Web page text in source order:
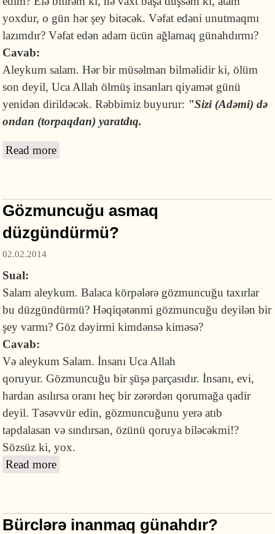
yoxdur, o gün hər şey bitəcək. Vəfat edəni unutmaqmı
lazımdır? Vəfat edən adam ücün ağlamaq günahdırmı?
Cavab:
Aleykum salam. Hər bir müsəlman bilməlidir ki, ölüm
son deyil, Uca Allah ölmüş insanları qiyamət günü
yenidən dirildəcək. Rəbbimiz buyurur: "Sizi (Adəmi) də
ondan (torpaqdan) yaratdıq.
Read more
Gözmuncuğu asmaq
düzgündürmü?
02.02.2014
Sual:
Salam aleykum. Balaca körpələrə gözmuncuğu taxırlar
bu düzgündürmü? Həqiqətənmi gözmuncuğu deyilən bir
şey varmı? Göz dəyirmi kimdənsə kiməsə?
Cavab:
Və aleykum Salam. İnsanı Uca Allah
qoruyur. Gözmuncuğu bir şüşə parçasıdır. İnsanı, evi,
hardan asılırsa oranı heç bir zərərdən qorumağa qadir
deyil. Təsəvvür edin, gözmuncuğunu yerə atıb
tapdalasan və sındırsan, özünü qoruya biləcəkmi!?
Sözsüz ki, yox.
Read more
Bürclərə inanmaq günahdır?